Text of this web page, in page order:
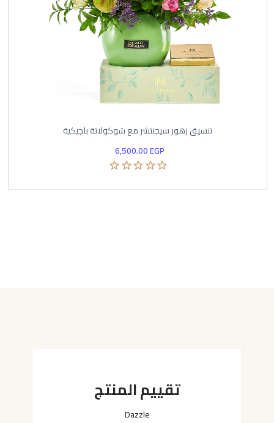
تنسيق زهور سيجنتشر مع شوكولاتة بلجيكية
6,500.00EGP
تقييم المنتج
Dazzle